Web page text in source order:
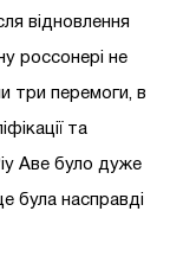
відновлення
россонері не
три перемоги, в
та
Аве було дуже
була насправді